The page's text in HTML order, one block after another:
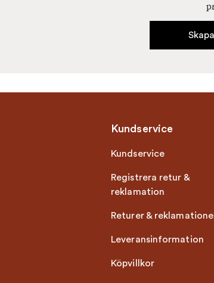
Kundservice
Kundservice
Registrera retur &
reklamation
Returer &
Leveransinformation
Köpvillkor